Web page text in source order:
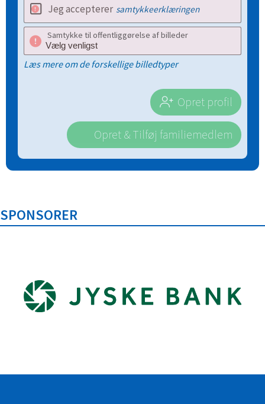
Jeg accepterer samtykkeerklæringen
Samtykke til offentliggørelse af billeder
Læs mere om de forskellige billedtyper
Opret profil
Opret & Tilføj familiemedlem
SPONSORER